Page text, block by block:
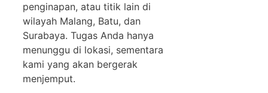
penginapan, atau titik lain di
wilayah Malang, Batu, dan
Surabaya. Tugas Anda hanya
menunggu di lokasi, sementara
kami yang akan bergerak
menjemput.